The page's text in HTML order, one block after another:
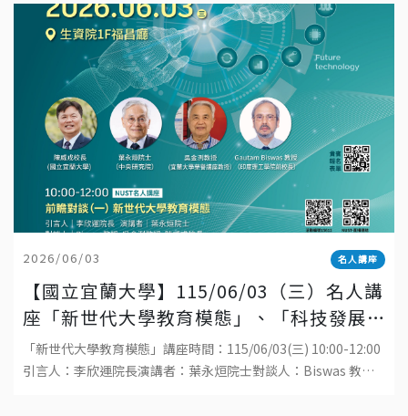
2026/06/03 名人講座
【國立宜蘭大學】115/06/03（三）名人講
座「新世代大學教育模態」、「科技發展
與工程教育的趨勢」
「新世代大學教育模態」講座時間：115/06/03(三) 10:00-12:00
引言人：李欣運院長演講者：葉永烜院士對談人：Biswas 教